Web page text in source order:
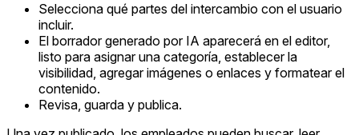
Selecciona qué partes del intercambio con el usuario
incluir.
El borrador generado por IA aparecerá en el editor,
listo para asignar una categoría, establecer la
visibilidad, agregar imágenes o enlaces y formatear el
contenido.
Revisa, guarda y publica.